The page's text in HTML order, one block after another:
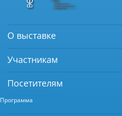
О выставке
Участникам
Посетителям
Программа